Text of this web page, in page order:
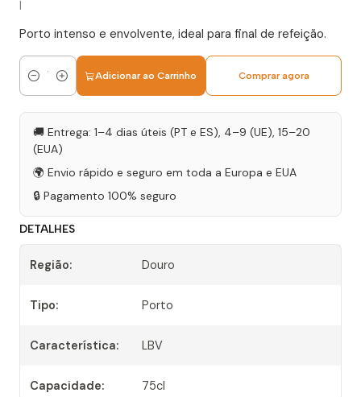
Porto intenso e envolvente, ideal para final de refeição.
Quantidade
Adicionar ao Carrinho Comprar agora
🚚 Entrega: 1–4 dias úteis (PT e ES), 4–9 (UE), 15–20
(EUA)
🌍 Envio rápido e seguro em toda a Europa e EUA
🔒 Pagamento 100% seguro
DETALHES
Região: Douro
Tipo: Porto
Característica: LBV
Capacidade: 75cl